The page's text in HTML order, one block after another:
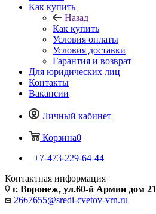
Как купить
Назад
Как купить
Условия оплаты
Условия доставки
Гарантия и возврат
Для юридических лиц
Контакты
Вакансии
Личный кабинет
Корзина0
+7-473-229-64-44
Контактная информация
г. Воронеж, ул.60-й Армии дом 21
2667655@sredi-cvetov-vrn.ru